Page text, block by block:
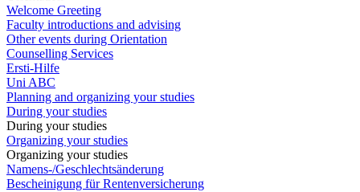
Welcome Greeting
Faculty introductions and advising
Other events during Orientation
Counselling Services
Ersti-Hilfe
Uni ABC
Planning and organizing your studies
During your studies
During your studies
Organizing your studies
Organizing your studies
Namens-/Geschlechtsänderung
Bescheinigung für Rentenversicherung